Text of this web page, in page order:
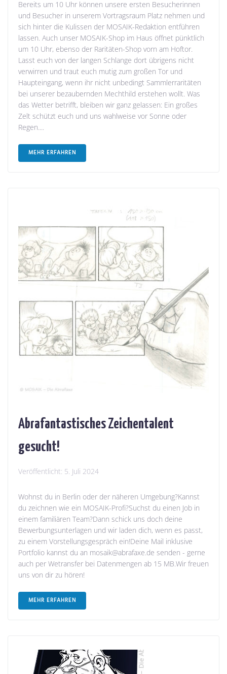
Bereits um 10 Uhr können unsere ersten Besucherinnen
und Besucher in unserem Vortragsraum Platz nehmen und
sich hinter die Kulissen der MOSAIK-Redaktion entführen
lassen. Auch unser MOSAIK-Shop im Haus öffnet pünktlich
um 10 Uhr, ebenso der Raritäten-Shop vorn am Hoftor.
Lasst euch von der langen Schlange dort übrigens nicht
verwirren und traut euch mutig zum großen Tor und
Haupteingang, wenn ihr nicht unbedingt Sammlerraritäten
bei unserer bezaubernden Mechthild erstehen wollt. Was
das Wetter betrifft, bleiben wir ganz gelassen: Ein großes
Zelt schützt euch und uns wahlweise vor Sonne oder
Regen....
MEHR ERFAHREN
Abrafantastisches Zeichentalent
gesucht!
Veröffentlicht: 5. Juli 2024
Wohnst du in Berlin oder der näheren Umgebung?Kannst
du zeichnen wie ein MOSAIK-Profi?Suchst du einen Job in
einem familiären Team?Dann schick uns doch deine
Bewerbungsunterlagen und wir laden dich, wenn es passt,
zu einem Vorstellungsgespräch ein!Deine Mail inklusive
Portfolio kannst du an mosaik@abrafaxe.de senden - gerne
auch per Wetransfer bei Datenmengen ab 15 MB.Wir freuen
uns von dir zu hören!
MEHR ERFAHREN